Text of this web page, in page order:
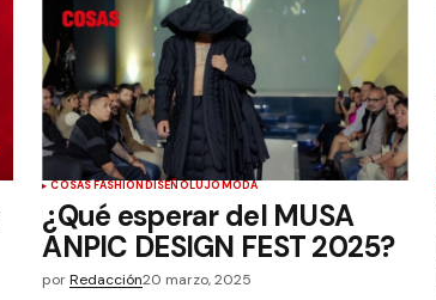
COSAS FASHIONDISEÑOLUJOMODA
¿Qué esperar del MUSA
ANPIC DESIGN FEST 2025?
por Redacción20 marzo, 2025